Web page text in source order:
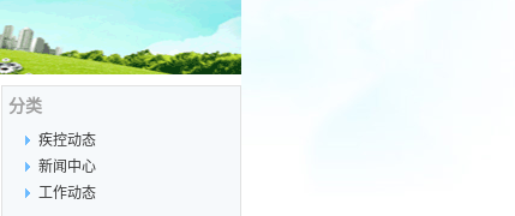
分类
疾控动态
新闻中心
工作动态